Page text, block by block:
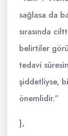
sağlasa da
sırasında
belirtiler
tedavi
şiddetliyse,
önemlidir.”
},